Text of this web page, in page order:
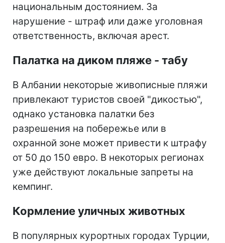
национальным достоянием. За
нарушение - штраф или даже уголовная
ответственность, включая арест.
Палатка на диком пляже - табу
В Албании некоторые живописные пляжи
привлекают туристов своей "дикостью",
однако установка палатки без
разрешения на побережье или в
охранной зоне может привести к штрафу
от 50 до 150 евро. В некоторых регионах
уже действуют локальные запреты на
кемпинг.
Кормление уличных животных
В популярных курортных городах Турции,